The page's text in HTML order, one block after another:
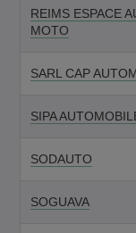
REIMS ESPACE
MOTO
SARL CAP
SIPA
SODAUTO
SOGUAVA